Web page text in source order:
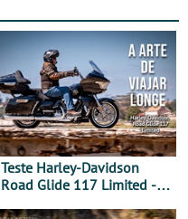
Teste Harley-Davidson
Road Glide 117 Limited - A